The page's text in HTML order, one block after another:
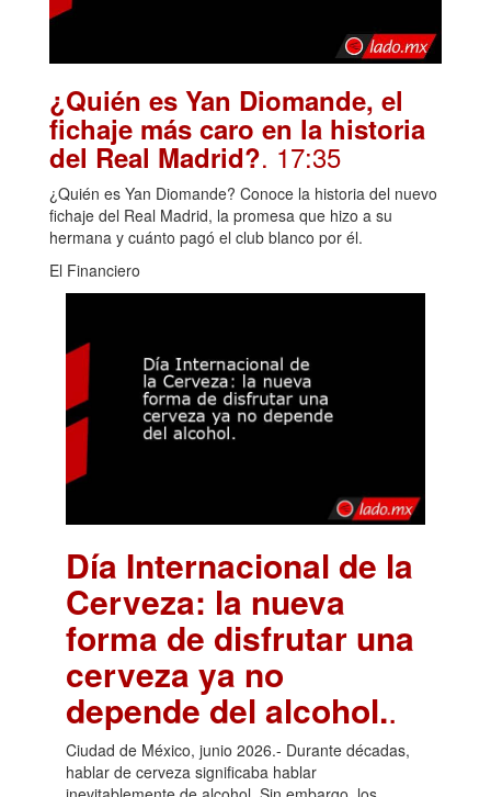
¿Quién es Yan Diomande, el
fichaje más caro en la historia
del Real Madrid?. 17:35
¿Quién es Yan Diomande? Conoce la historia del nuevo
fichaje del Real Madrid, la promesa que hizo a su
hermana y cuánto pagó el club blanco por él.
El Financiero
Día Internacional de la
Cerveza: la nueva
forma de disfrutar una
cerveza ya no
depende del alcohol..
Ciudad de México, junio 2026.- Durante décadas,
hablar de cerveza significaba hablar